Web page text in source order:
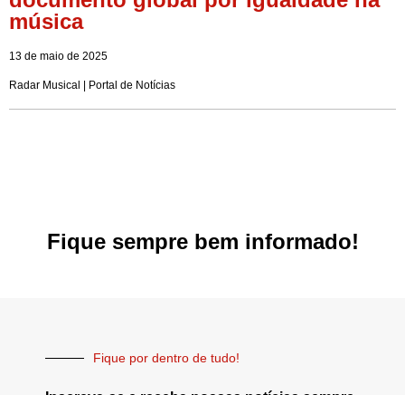
música
13 de maio de 2025
Radar Musical | Portal de Notícias
Fique sempre bem informado!
Fique por dentro de tudo!